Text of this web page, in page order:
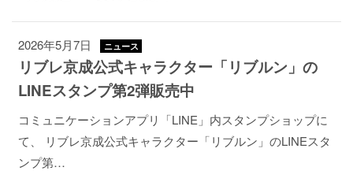
2026年5月7日 ニュース
リブレ京成公式キャラクター「リブルン」の
LINEスタンプ第2弾販売中
コミュニケーションアプリ「LINE」内スタンプショップに
て、 リブレ京成公式キャラクター「リブルン」のLINEスタ
ンプ第…